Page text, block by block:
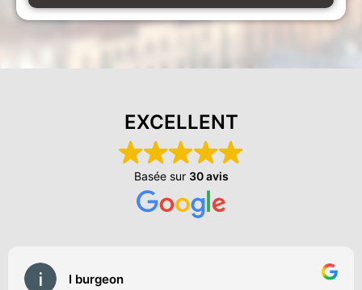
EXCELLENT
Basée sur 30 avis